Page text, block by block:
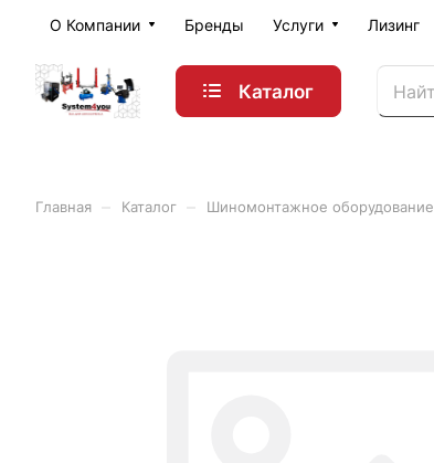
О Компании Бренды Услуги Лизинг
Каталог
Главная Каталог Шиномонтажное оборудование